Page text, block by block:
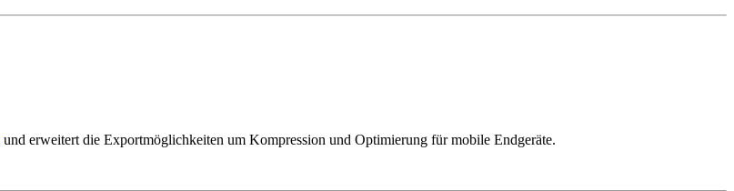
und erweitert die Exportmöglichkeiten um Kompression und Optimierung für mobile Endgeräte.